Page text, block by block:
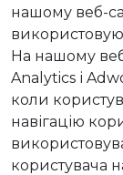
нашому веб-
На нашому
Analytics і
коли
навігацію
користувача